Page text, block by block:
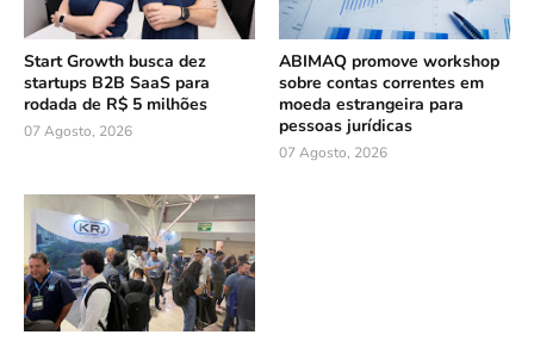
Start Growth busca dez
startups B2B SaaS para
rodada de R$ 5 milhões
07 Agosto, 2026
ABIMAQ promove workshop
sobre contas correntes em
moeda estrangeira para
pessoas jurídicas
07 Agosto, 2026